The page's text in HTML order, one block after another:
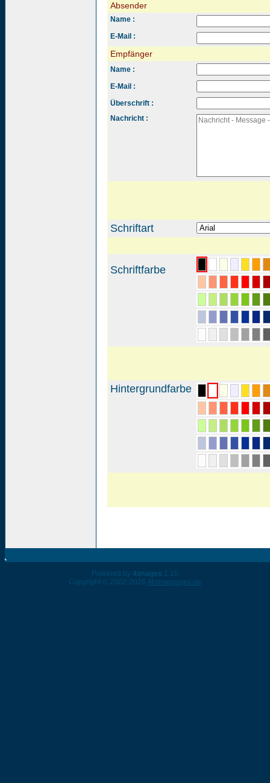
Absender
Name :
E-Mail :
Empfänger
Name :
E-Mail :
Überschrift :
Nachricht :
Schriftart
Schriftfarbe
Hintergrundfarbe
Powered by 4images 1.10
Copyright © 2002-2026 4homepages.de